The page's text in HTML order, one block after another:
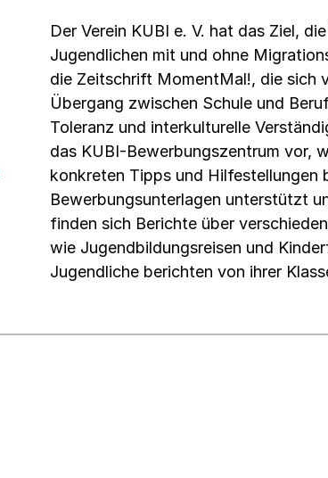
Der Verein KUBI e. V. hat das Ziel,
Jugendlichen mit und ohne
die Zeitschrift MomentMal!, die sich
Übergang zwischen Schule und
Toleranz und interkulturelle
das KUBI-Bewerbungszentrum vor,
konkreten Tipps und Hilfestellungen
Bewerbungsunterlagen unterstützt
finden sich Berichte über
wie Jugendbildungsreisen und
Jugendliche berichten von ihrer